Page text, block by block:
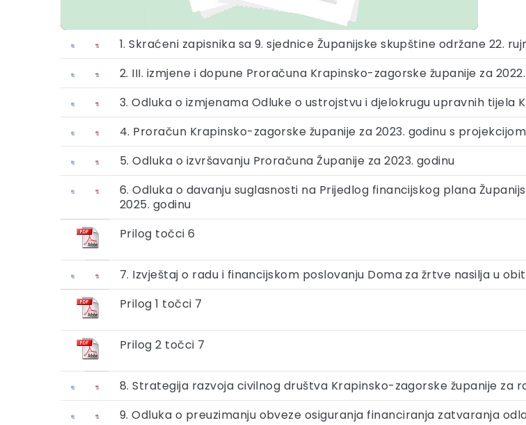
1. Skraćeni zapisnika sa 9. sjednice Županijske skupštine održane 22.
2. III. izmjene i dopune Proračuna Krapinsko-zagorske županije za
3. Odluka o izmjenama Odluke o ustrojstvu i djelokrugu upravnih tijela
4. Proračun Krapinsko-zagorske županije za 2023. godinu s
5. Odluka o izvršavanju Proračuna Županije za 2023. godinu
6. Odluka o davanju suglasnosti na Prijedlog financijskog plana
2025. godinu
Prilog točci 6
7. Izvještaj o radu i financijskom poslovanju Doma za žrtve nasilja u
Prilog 1 točci 7
Prilog 2 točci 7
8. Strategija razvoja civilnog društva Krapinsko-zagorske županije za
9. Odluka o preuzimanju obveze osiguranja financiranja zatvaranja